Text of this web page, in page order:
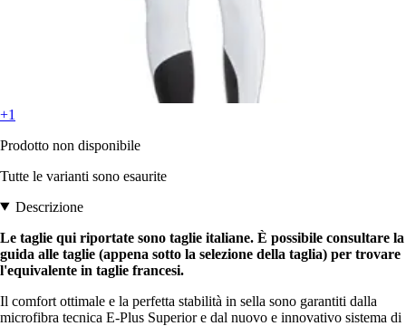
+1
Prodotto non disponibile
Tutte le varianti sono esaurite
Descrizione
Le taglie qui riportate sono taglie italiane. È possibile consultare la
guida alle taglie (appena sotto la selezione della taglia) per trovare
l'equivalente in taglie francesi.
Il comfort ottimale e la perfetta stabilità in sella sono garantiti dalla
microfibra tecnica E-Plus Superior e dal nuovo e innovativo sistema di